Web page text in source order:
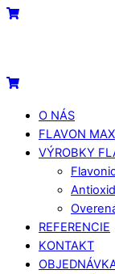
Skip
Menu
Cart
Cart
O NÁS
FLAVON MAX
VÝROBKY
REFERENCIE
KONTAKT